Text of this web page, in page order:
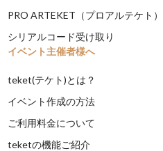
PRO ARTEKET（プロアルテケト）
シリアルコード受け取り
イベント主催者様へ
teket(テケト)とは？
イベント作成の方法
ご利用料金について
teketの機能ご紹介